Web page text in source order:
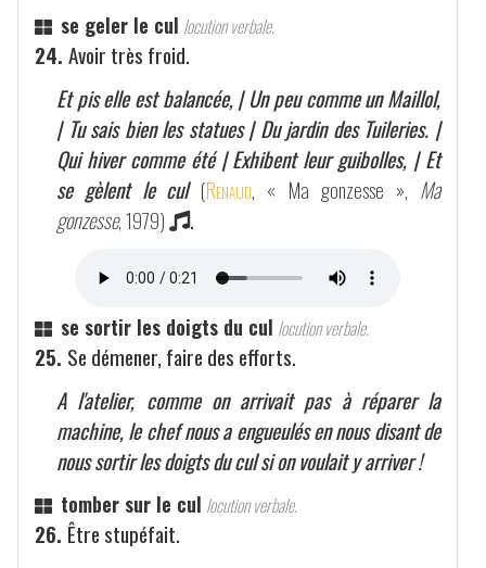
se geler le cul locution verbale.
24. Avoir très froid.
Et pis elle est balancée, | Un peu comme un Maillol,
| Tu sais bien les statues | Du jardin des Tuileries. |
Qui hiver comme été | Exhibent leur guibolles, | Et
se gèlent le cul (Renaud, « Ma gonzesse », Ma
gonzesse, 1979) .
se sortir les doigts du cul locution verbale.
25. Se démener, faire des efforts.
A l'atelier, comme on arrivait pas à réparer la
machine, le chef nous a engueulés en nous disant de
nous sortir les doigts du cul si on voulait y arriver !
tomber sur le cul locution verbale.
26. Être stupéfait.